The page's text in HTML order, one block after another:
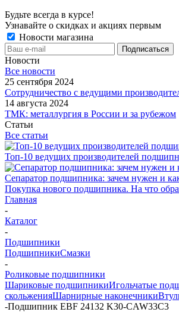
Будьте всегда в курсе!
Узнавайте о скидках и акциях первым
Новости магазина
Новости
Все новости
25 сентября 2024
Сотрудничество с ведущими
14 августа 2024
ТМК: металлургия в России и за рубежом
Статьи
Все статьи
Топ-10 ведущих производителей
Сепаратор подшипника: зачем нужен и
Покупка нового подшипника. На что
Главная
-
Каталог
-
Подшипники
ПодшипникиСмазки
-
Роликовые подшипники
Шариковые подшипникиИгольчатые
скольженияШарнирные наконечники
-Подшипник EBF 24132 K30-CAW33C3